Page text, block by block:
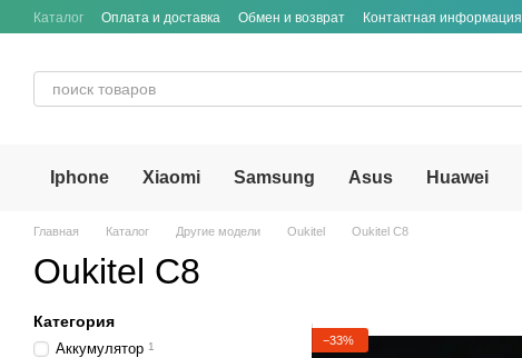
Перейти к основному контенту
Каталог Оплата и доставка Обмен и возврат Контактная информация
Iphone Xiaomi Samsung Asus Huawei
Главная Каталог Другие модели Oukitel Oukitel C8
Oukitel C8
−33%
Категория
Аккумулятор 1